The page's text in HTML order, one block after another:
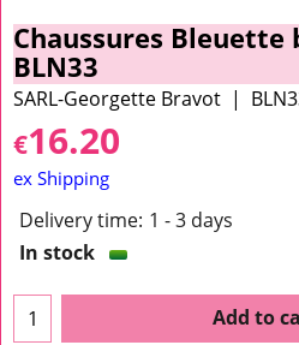
Chaussures Bleuette
BLN33
SARL-Georgette Bravot
€16.20
ex Shipping
Delivery time: 1 - 3 days
In stock
Add to